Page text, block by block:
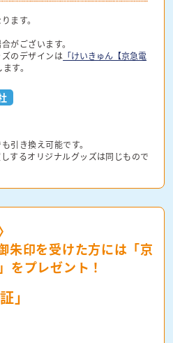
ます。
がございます。
のデザインは 「けいきゅん【京急電
す。
引き換え可能です。
するオリジナルグッズは同じもので
朱印を受けた方には 「京
をプレゼント！
」